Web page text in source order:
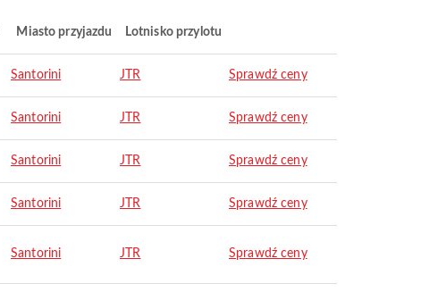
Miasto przyjazdu Lotnisko przylotu
Santorini JTR Sprawdź ceny
Santorini JTR Sprawdź ceny
Santorini JTR Sprawdź ceny
Santorini JTR Sprawdź ceny
Santorini JTR Sprawdź ceny